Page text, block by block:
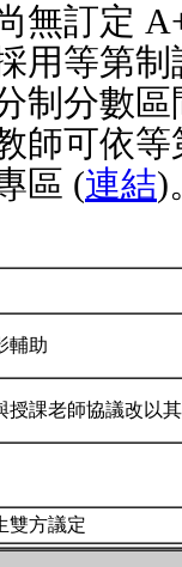
無訂定
用等第
制分數
師可依
區 (連結)
輔助
授課老師協議改以
雙方議定